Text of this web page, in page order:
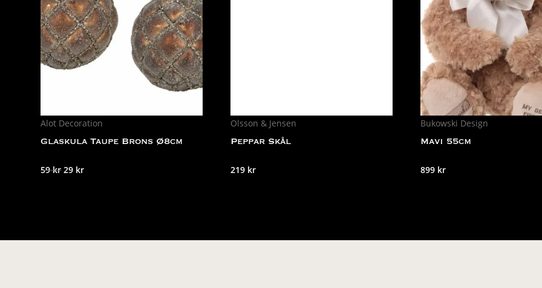
Alot Decoration
Glaskula Taupe Brons Ø8cm
59kr Det
29 krDet
Olsson & Jensen
Peppar Skål
219 kr
Bukowski Design
Mavi 55cm
899 kr